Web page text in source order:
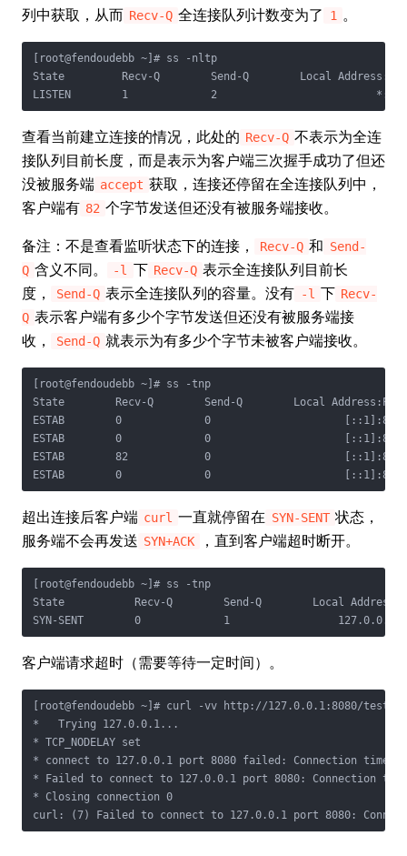
列中获取，从而 Recv-Q 全连接队列计数变为了 1 。
[root@fendoudebb ~]# ss -nltp
State         Recv-Q        Send-Q
LISTEN        1             2
查看当前建立连接的情况，此处的 Recv-Q 不表示为全连
接队列目前长度，而是表示为客户端三次握手成功了但还
没被服务端 accept 获取，连接还停留在全连接队列中，
客户端有 82 个字节发送但还没有被服务端接收。
备注：不是查看监听状态下的连接， Recv-Q 和 Send-
Q 含义不同。 -l 下 Recv-Q 表示全连接队列目前长
度，
Send-Q 表示全连接队列的容量。没有 -l 下 Recv-
Q 表示客户端有多少个字节发送但还没有被服务端接
收，
Send-Q 就表示为有多少个字节未被客户端接收。
[root@fendoudebb ~]# ss -tnp
State        Recv-Q
ESTAB        0             0
ESTAB        0             0
ESTAB        82
ESTAB        0             0                     [::1]:8080
超出连接后客户端 curl 一直就停留在 SYN-SENT 状态，
服务端不会再发送 SYN+ACK ，直到客户端超时断开。
[root@fendoudebb ~]# ss -tnp
State           Recv-Q        Send-Q        Local
SYN-SENT        0             1
客户端请求超时（需要等待一定时间）。
[root@fendoudebb ~]# curl -vv http://127.0.0.1:8080/test
*   Trying 127.0.0.1...
* TCP_NODELAY set
* connect to 127.0.0.1 port 8080 failed: Connection timed
* Failed to connect to 127.0.0.1 port 8080: Connection
* Closing connection 0
curl: (7) Failed to connect to 127.0.0.1 port 8080: